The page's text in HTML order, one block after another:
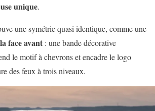
unique.
une symétrie quasi identique, comme une
face avant : une bande décorative
le motif à chevrons et encadre le logo
des feux à trois niveaux.